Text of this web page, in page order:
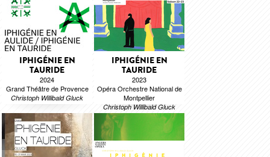
IPHIGÉNIE EN
TAURIDE
2024
Grand Théâtre de Provence
Christoph Willibald Gluck
IPHIGÉNIE EN
TAURIDE
2023
Opéra Orchestre National de
Montpellier
Christoph Willibald Gluck